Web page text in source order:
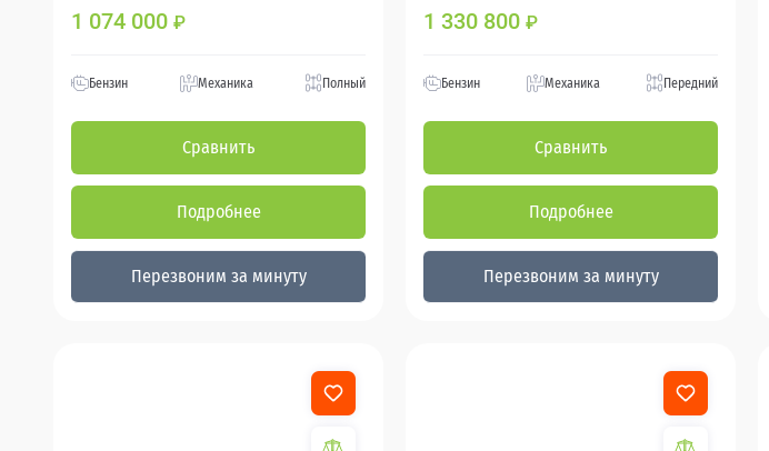
1 074 000 ₽
Бензин Механика Полный
Сравнить
Подробнее
Перезвоним за минуту
1 330 800 ₽
Бензин Механика Передний
Сравнить
Подробнее
Перезвоним за минуту